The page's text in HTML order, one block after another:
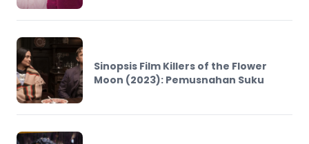
Sinopsis Film Killers of the Flower
Moon (2023): Pemusnahan Suku